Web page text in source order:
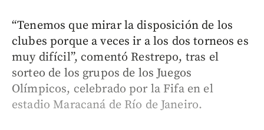
“Tenemos que mirar la disposición de los
clubes porque a veces ir a los dos torneos es
muy difícil”, comentó Restrepo, tras el
sorteo de los grupos de los Juegos
Olímpicos, celebrado por la Fifa en el
estadio Maracaná de Río de Janeiro.